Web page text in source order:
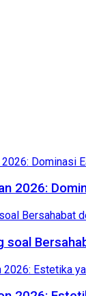
2026:
soal